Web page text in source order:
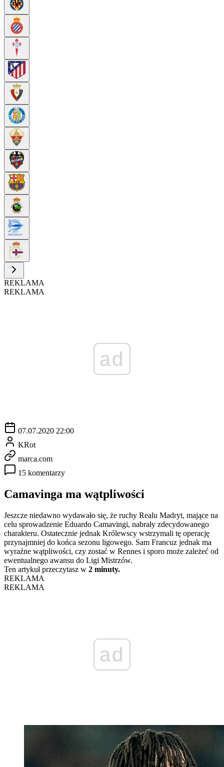
REKLAMA
REKLAMA
ad
07.07.2020 22:00
KRot
marca.com
15 komentarzy
Camavinga ma wątpliwości
Jeszcze niedawno wydawało się, że ruchy Realu Madryt, mające na
celu sprowadzenie Eduardo Camavingi, nabrały zdecydowanego
charakteru. Ostatecznie jednak Królewscy wstrzymali tę operację
przynajmniej do końca sezonu ligowego. Sam Francuz jednak ma
wyraźne wątpliwości, czy zostać w Rennes i sporo może zależeć od
ewentualnego awansu do Ligi Mistrzów.
Ten artykuł przeczytasz w 2 minuty.
REKLAMA
REKLAMA
ad